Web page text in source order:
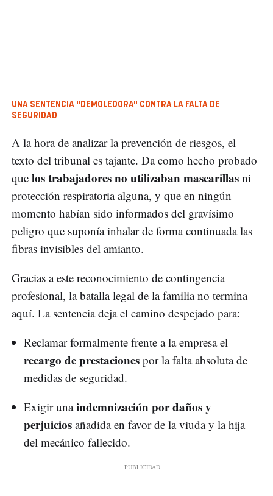
UNA SENTENCIA "DEMOLEDORA" CONTRA LA FALTA DE
SEGURIDAD
A la hora de analizar la prevención de riesgos, el
texto del tribunal es tajante. Da como hecho probado
que los trabajadores no utilizaban mascarillas ni
protección respiratoria alguna, y que en ningún
momento habían sido informados del gravísimo
peligro que suponía inhalar de forma continuada las
fibras invisibles del amianto.
Gracias a este reconocimiento de contingencia
profesional, la batalla legal de la familia no termina
aquí. La sentencia deja el camino despejado para:
Reclamar formalmente frente a la empresa el
recargo de prestaciones por la falta absoluta de
medidas de seguridad.
Exigir unaindemnización por daños y
perjuicios añadida en favor de la viuda y la hija
del mecánico fallecido.